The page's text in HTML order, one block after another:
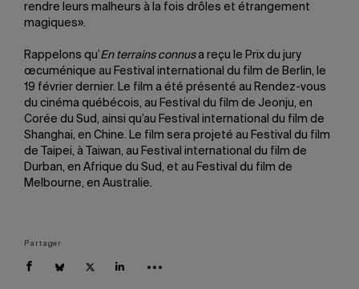
rendre leurs malheurs à la fois drôles et étrangement
magiques».
Rappelons qu’En terrains connusa reçu le Prix du jury
œcuménique au Festival international du film de Berlin, le
19 février dernier. Le film a été présenté au Rendez-vous
du cinéma québécois, au Festival du film de Jeonju, en
Corée du Sud, ainsi qu’au Festival international du film de
Shanghai, en Chine. Le film sera projeté au Festival du film
de Taipei, à Taiwan, au Festival international du film de
Durban, en Afrique du Sud, et au Festival du film de
Melbourne, en Australie.
Partager